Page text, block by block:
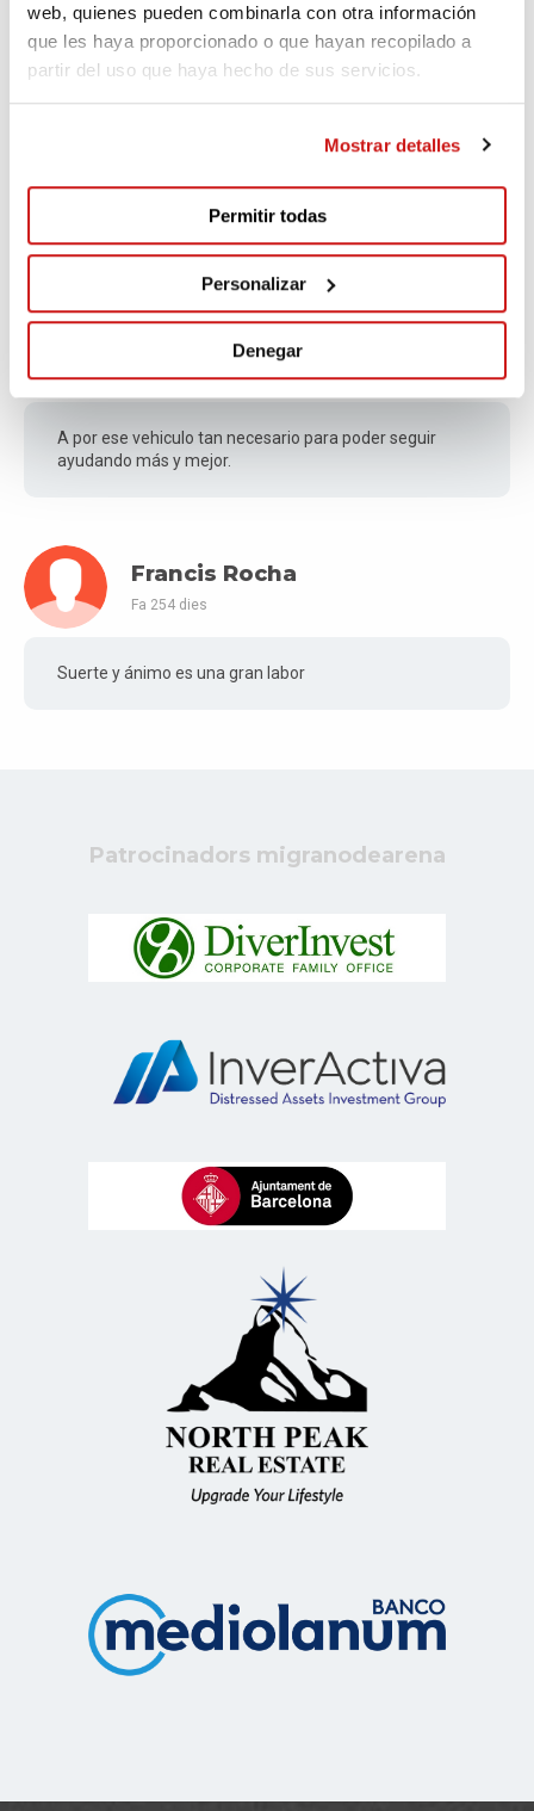
web, quienes pueden combinarla con otra información
que les haya proporcionado o que hayan recopilado a
partir del uso que haya hecho de sus servicios.
Mostrar detalles
Permitir todas
Personalizar
Denegar
Edisson
Un placer poder ayudar
Carlos Jose
A por ese vehiculo tan necesario para poder seguir
ayudando más y mejor.
Francis Rocha
Fa 254 dies
Suerte y ánimo es una gran labor
Patrocinadors migranodearena